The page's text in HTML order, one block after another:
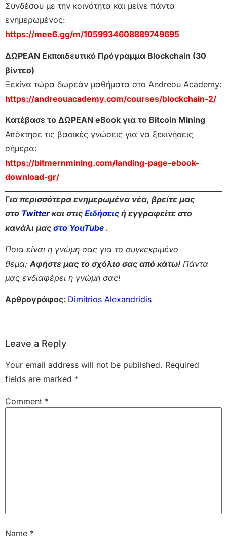
Συνδέσου με την κοινότητα και μείνε πάντα
ενημερωμένος:
https://mee6.gg/m/1059934608889749695
ΔΩΡΕΑΝ Εκπαιδευτικό Πρόγραμμα Blockchain (30
βίντεο)
Ξεκίνα τώρα δωρεάν μαθήματα στο Andreou Academy:
https://andreouacademy.com/courses/blockchain-2/
Κατέβασε το ΔΩΡΕΑΝ eBook για το Bitcoin Mining
Απόκτησε τις βασικές γνώσεις για να ξεκινήσεις
σήμερα:
https://bitmernmining.com/landing-page-ebook-
download-gr/
Για περισσότερα ενημερωμένα νέα, βρείτε μας
στο Twitter και στις Ειδήσεις ή εγγραφείτε στο
κανάλι μας στο YouTube .
Ποια είναι η γνώμη σας για το συγκεκριμένο
θέμα; Αφήστε μας το σχόλιο σας από κάτω! Πάντα
μας ενδιαφέρει η γνώμη σας!
Αρθρογράφος: Dimitrios Alexandridis
Leave a Reply
Your email address will not be published. Required
fields are marked *
Comment *
Name *